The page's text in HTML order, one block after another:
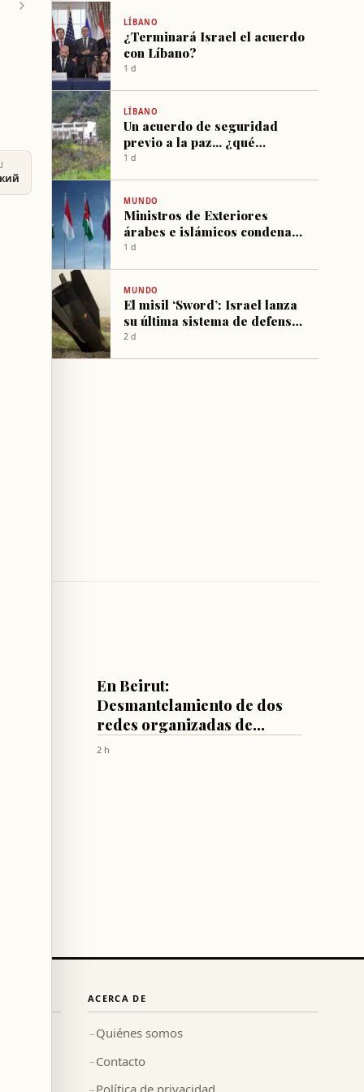
LÍBANO
¿Terminará Israel el acuerdo
con Líbano?
1 d
LÍBANO
Un acuerdo de seguridad
previo a la paz... ¿qué
novedades hay en las
1 d
MUNDO
Ministros de Exteriores
árabes e islámicos condenan
violaciones israelíes en Gaza
1 d
MUNDO
El misil ‘Sword’: Israel lanza
su última sistema de defensa
aérea para reforzar el
2 d
En Beirut:
Desmantelamiento de dos
redes organizadas de
prostitución
2 h
ACERCA DE
→ Quiénes somos
→ Contacto
→ Política de privacidad